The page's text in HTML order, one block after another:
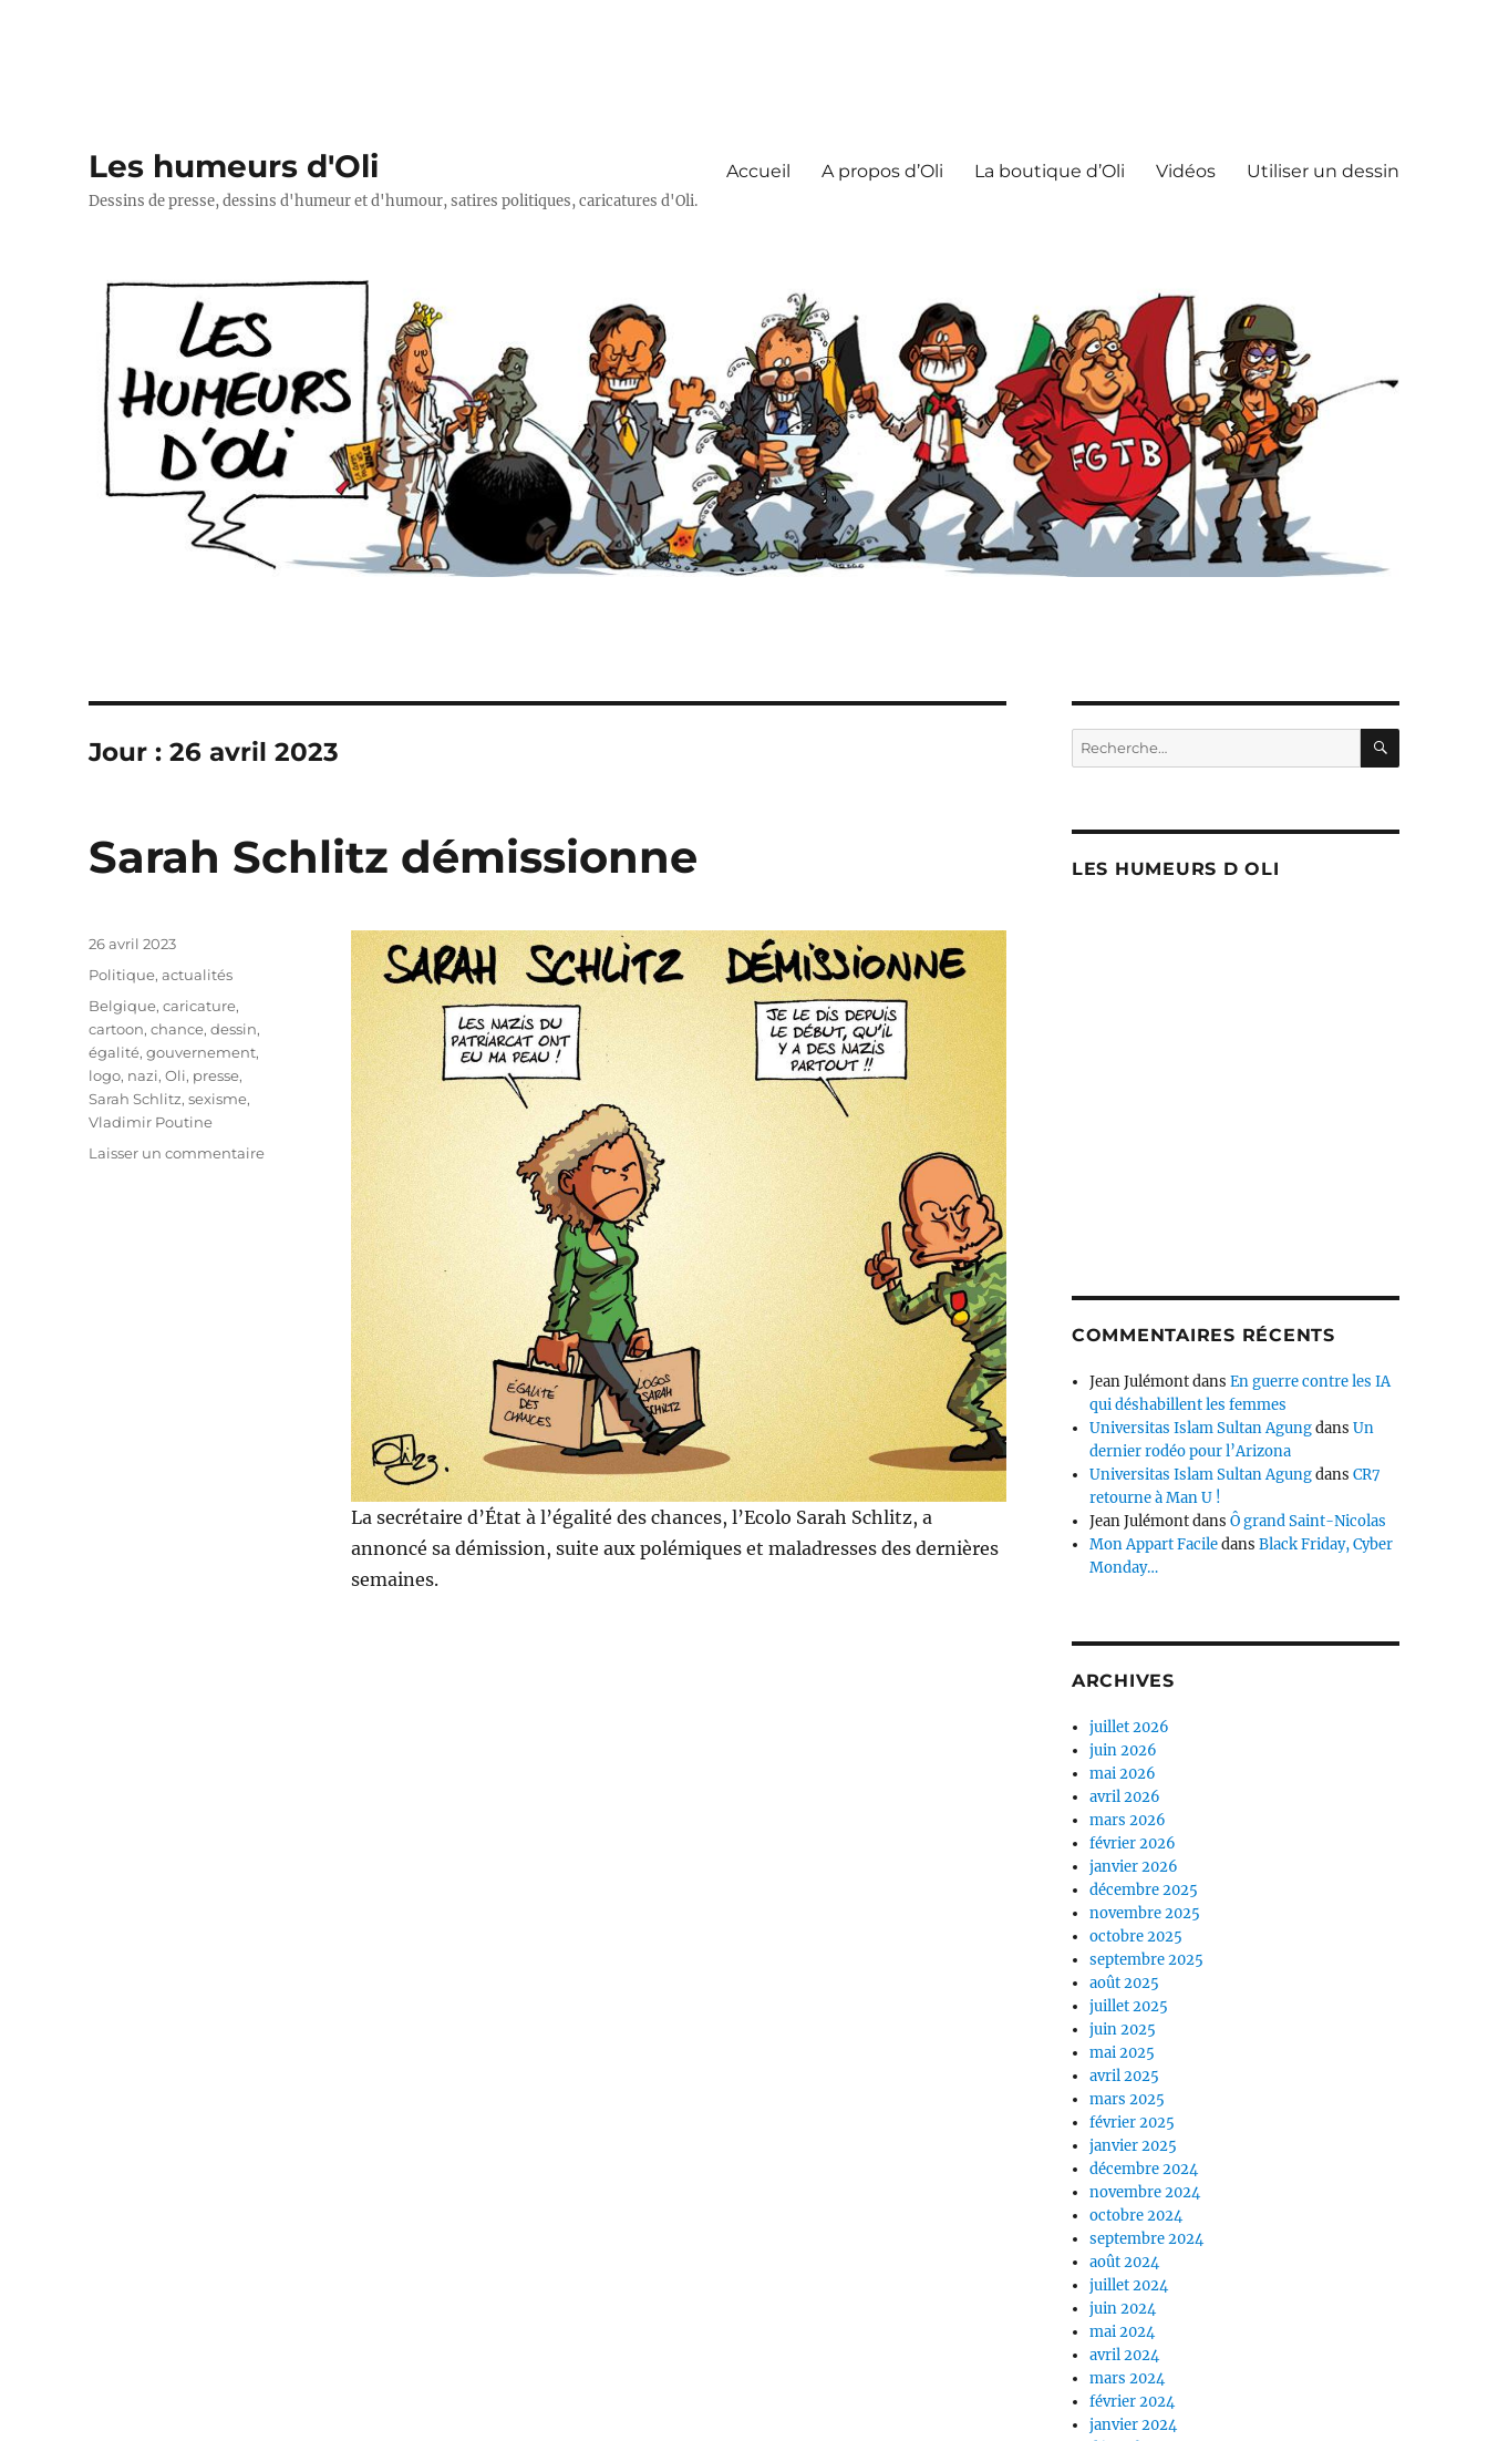
Les humeurs d'Oli
Dessins de presse, dessins d'humeur et d'humour, satires politiques, caricatures d'Oli.
Accueil A propos d’Oli La boutique d’Oli Vidéos Utiliser un dessin
Jour :26 avril 2023
Sarah Schlitz démissionne
La secrétaire d’État à l’égalité des chances, l’Ecolo Sarah Schlitz, a
annoncé sa démission, suite aux polémiques et maladresses des dernières
semaines.
Publié
26 avril 2023
Catégories
Politique, actualités
Étiquettes
Belgique,caricature,
cartoon,chance,dessin,
égalité,gouvernement,
logo, nazi,Oli, presse,
Sarah Schlitz,sexisme,
Vladimir Poutine
Laisser un commentairesur
Recherche
pour :
LES HUMEURS D OLI
COMMENTAIRES RÉCENTS
Jean JulémontdansEn guerre contre les IA
qui déshabillent les femmes
Universitas Islam Sultan AgungdansUn
dernier rodéo pour l’Arizona
Universitas Islam Sultan AgungdansCR7
retourne à Man U !
Jean JulémontdansÔ grand Saint-Nicolas
Mon Appart FaciledansBlack Friday, Cyber
Monday…
ARCHIVES
juillet 2026
juin 2026
mai 2026
avril 2026
mars 2026
février 2026
janvier 2026
décembre 2025
novembre 2025
octobre 2025
septembre 2025
août 2025
juillet 2025
juin 2025
mai 2025
avril 2025
mars 2025
février 2025
janvier 2025
décembre 2024
novembre 2024
octobre 2024
septembre 2024
août 2024
juillet 2024
juin 2024
mai 2024
avril 2024
mars 2024
février 2024
janvier 2024